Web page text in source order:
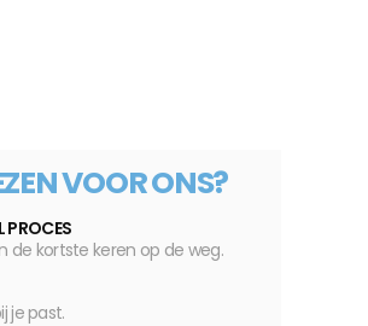
VOOR ONS?
PROCES
de kortste keren op de weg.
je past.